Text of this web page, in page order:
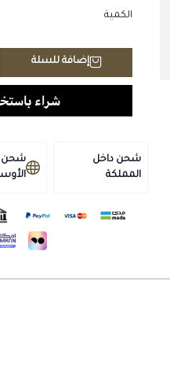
تحسين الأداء ي للخيول.
يُحفظ في مكان بارد وجاف
للمزيد من المنتجات :
الكمية
إضافة للسلة
شحن داخل
المملكة
شحن